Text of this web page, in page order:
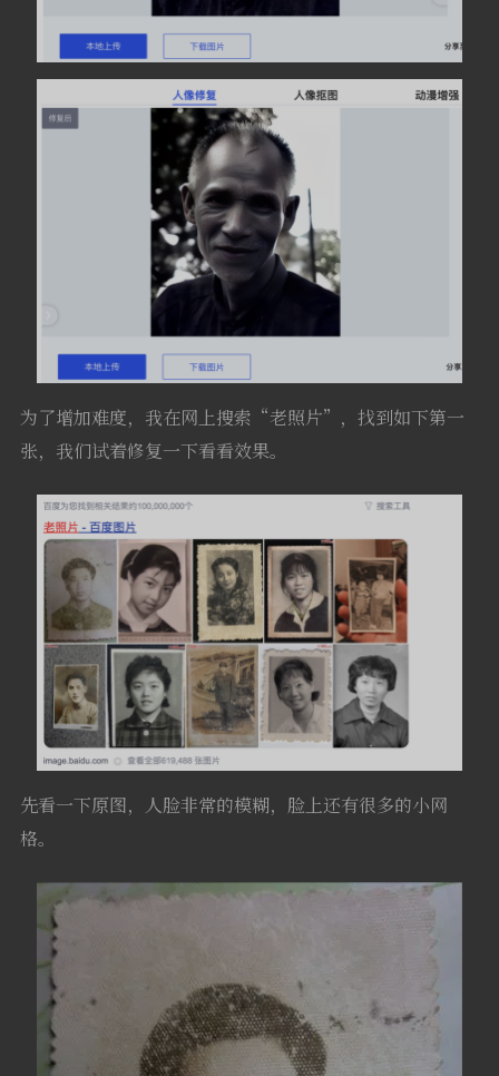
为了增加难度，我在网上搜索“老照片”，找到如下第一
张，我们试着修复一下看看效果。
先看一下原图，人脸非常的模糊，脸上还有很多的小网
格。